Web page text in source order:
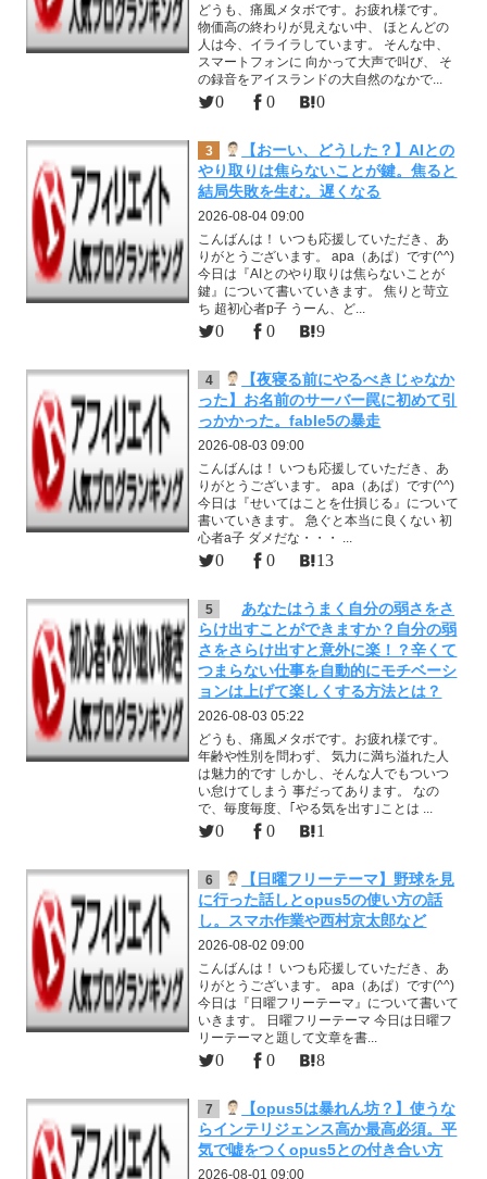
どうも、痛風メタボです。お疲れ様です。
物価高の終わりが見えない中、 ほとんどの
人は今、イライラしています。 そんな中、
スマートフォンに 向かって大声で叫び、 そ
の録音をアイスランドの大自然のなかで...
0 0 0
3
【おーい、どうした？】AIとの
やり取りは焦らないことが鍵。焦ると
結局失敗を生む。遅くなる
2026-08-04 09:00
こんばんは！ いつも応援していただき、あ
りがとうございます。 apa（あぱ）です(^^)
今日は『AIとのやり取りは焦らないことが
鍵』について書いていきます。 焦りと苛立
ち 超初心者p子 うーん、ど...
0 0 9
4
【夜寝る前にやるべきじゃなか
った】お名前のサーバー罠に初めて引
っかかった。fable5の暴走
2026-08-03 09:00
こんばんは！ いつも応援していただき、あ
りがとうございます。 apa（あぱ）です(^^)
今日は『せいてはことを仕損じる』について
書いていきます。 急ぐと本当に良くない 初
心者a子 ダメだな・・・ ...
0 0 13
5
あなたはうまく自分の弱さをさ
らけ出すことができますか？自分の弱
さをさらけ出すと意外に楽！？辛くて
つまらない仕事を自動的にモチベーシ
ョンは上げて楽しくする方法とは？
2026-08-03 05:22
どうも、痛風メタボです。お疲れ様です。
年齢や性別を問わず、 気力に満ち溢れた人
は魅力的です しかし、そんな人でもついつ
い怠けてしまう 事だってあります。 なの
で、毎度毎度、｢やる気を出す｣ことは ...
0 0 1
6
【日曜フリーテーマ】野球を見
に行った話しとopus5の使い方の話
し。スマホ作業や西村京太郎など
2026-08-02 09:00
こんばんは！ いつも応援していただき、あ
りがとうございます。 apa（あぱ）です(^^)
今日は『日曜フリーテーマ』について書いて
いきます。 日曜フリーテーマ 今日は日曜フ
リーテーマと題して文章を書...
0 0 8
7
【opus5は暴れん坊？】使うな
らインテリジェンス高か最高必須。平
気で嘘をつくopus5との付き合い方
2026-08-01 09:00